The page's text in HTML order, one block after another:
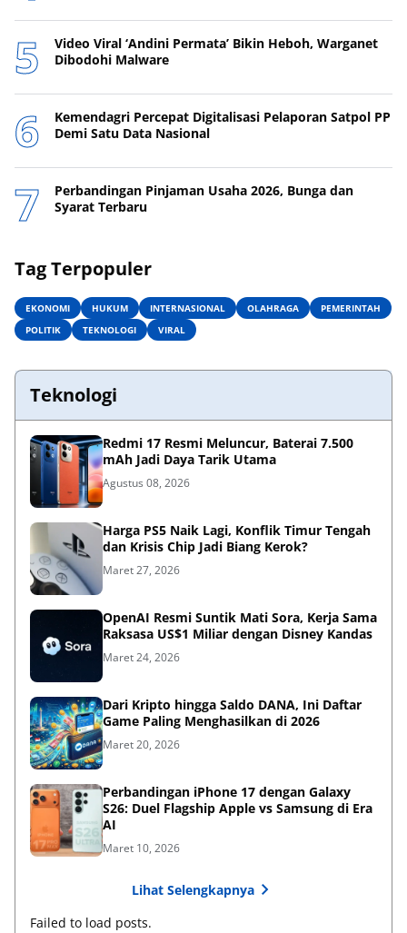
Video Viral ‘Andini Permata’ Bikin Heboh, Warganet
Dibodohi Malware
Kemendagri Percepat Digitalisasi Pelaporan Satpol PP
Demi Satu Data Nasional
Perbandingan Pinjaman Usaha 2026, Bunga dan
Syarat Terbaru
Tag Terpopuler
EKONOMI HUKUM INTERNASIONAL OLAHRAGA
PEMERINTAH
POLITIK
TEKNOLOGI VIRAL
Teknologi
Redmi 17 Resmi Meluncur, Baterai 7.500
mAh Jadi Daya Tarik Utama
Agustus 08, 2026
Harga PS5 Naik Lagi, Konflik Timur Tengah
dan Krisis Chip Jadi Biang Kerok?
Maret 27, 2026
OpenAI Resmi Suntik Mati Sora, Kerja Sama
Raksasa US$1 Miliar dengan Disney Kandas
Maret 24, 2026
Dari Kripto hingga Saldo DANA, Ini Daftar
Game Paling Menghasilkan di 2026
Maret 20, 2026
Perbandingan iPhone 17 dengan Galaxy
S26: Duel Flagship Apple vs Samsung di Era
AI
Maret 10, 2026
Lihat Selengkapnya
Failed to load posts.